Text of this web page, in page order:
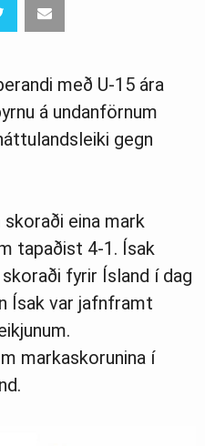
með U-15 ára
á undanförnum
gegn
eina mark
tapaðist 4-1. Ísak
fyrir Ísland í dag
Ísak var jafnframt
markaskorunina í